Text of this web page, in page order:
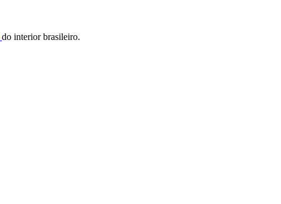
do interior brasileiro.